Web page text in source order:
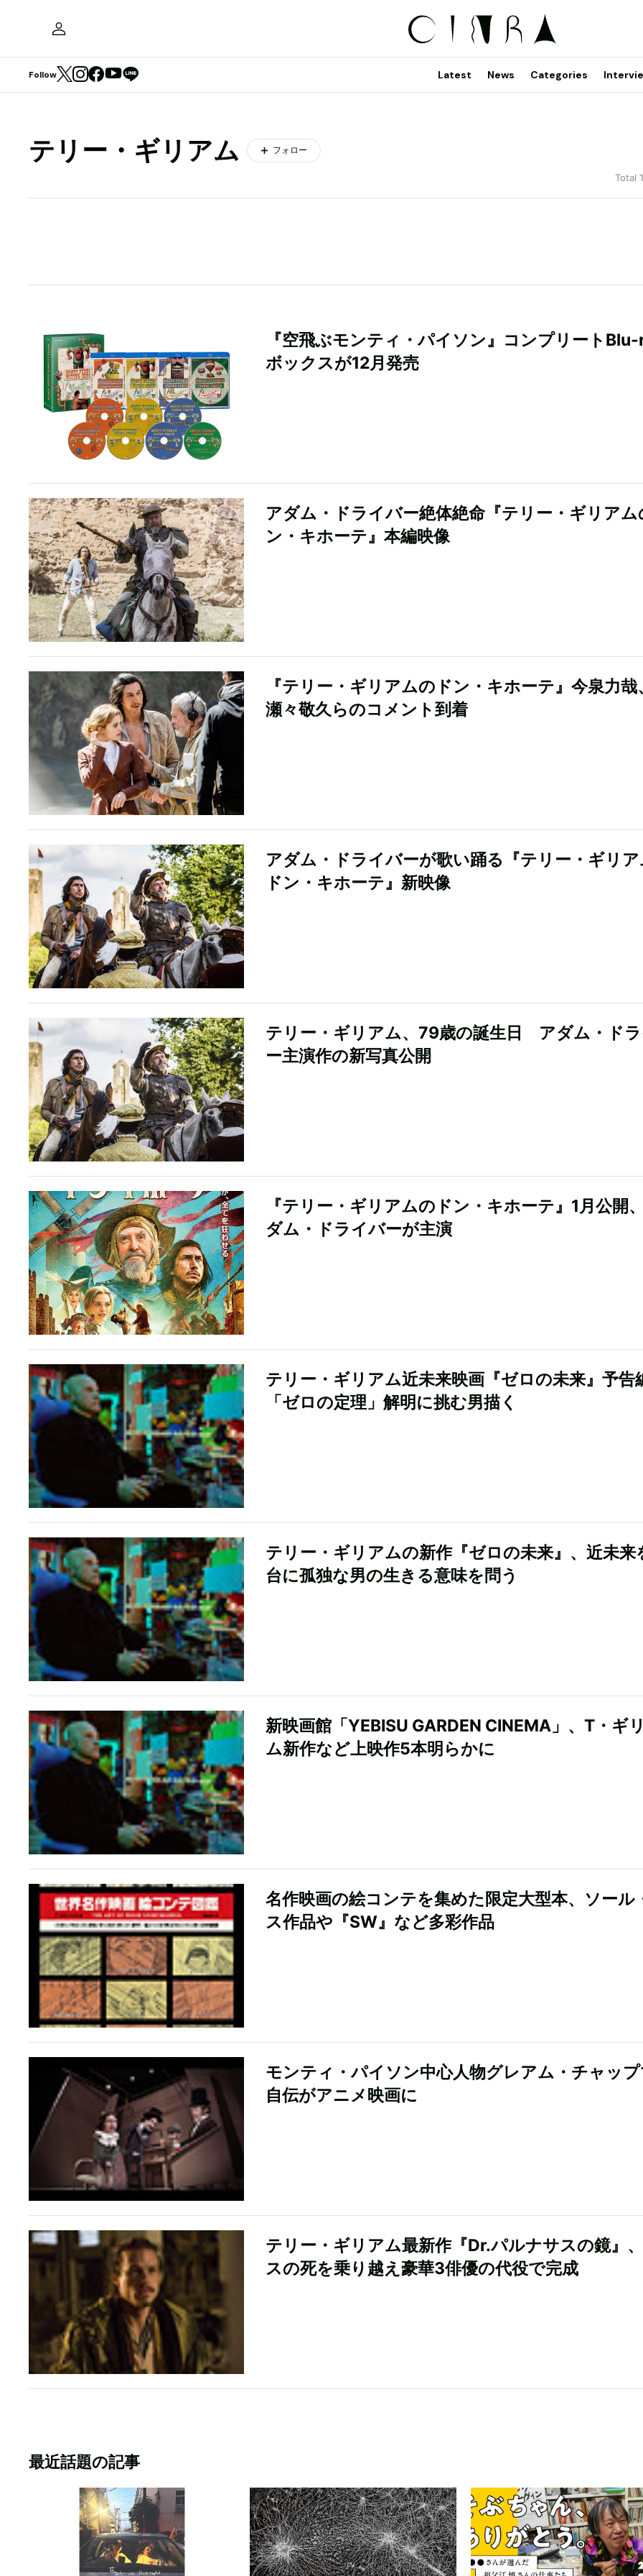
Follow Latest News Categories
テリー・ギリアム フォロー
Total
『空飛ぶモンティ・パイソン』コンプリート
ボックスが12月発売
アダム・ドライバー絶体絶命『テリー・ギリアム
ン・キホーテ』本編映像
『テリー・ギリアムのドン・キホーテ』今泉力哉
瀬々敬久らのコメント到着
アダム・ドライバーが歌い踊る『テリー・ギリ
ドン・キホーテ』新映像
テリー・ギリアム、79歳の誕生日 アダム・ド
ー主演作の新写真公開
『テリー・ギリアムのドン・キホーテ』1月公開
ダム・ドライバーが主演
テリー・ギリアム近未来映画『ゼロの未来』予告
「ゼロの定理」解明に挑む男描く
テリー・ギリアムの新作『ゼロの未来』、近未来
台に孤独な男の生きる意味を問う
新映画館「YEBISU GARDEN CINEMA」、T・ギ
ム新作など上映作5本明らかに
名作映画の絵コンテを集めた限定大型本、ソール
ス作品や『SW』など多彩作品
モンティ・パイソン中心人物グレアム・チャッ
自伝がアニメ映画に
テリー・ギリアム最新作『Dr.パルナサスの鏡』
スの死を乗り越え豪華3俳優の代役で完成
最近話題の記事